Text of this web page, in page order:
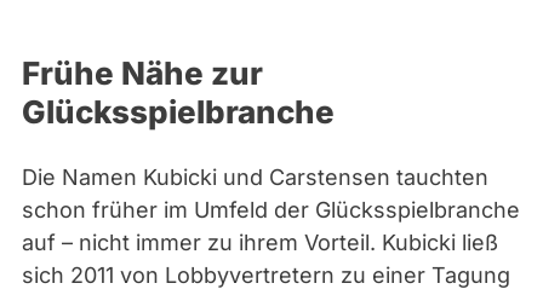
Frühe Nähe zur
Glücksspielbranche
Die Namen Kubicki und Carstensen tauchten
schon früher im Umfeld der Glücksspielbranche
auf – nicht immer zu ihrem Vorteil. Kubicki ließ
sich 2011 von Lobbyvertretern zu einer Tagung